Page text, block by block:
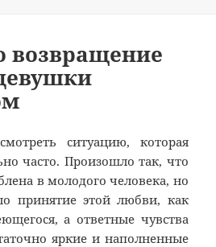
возвращение
ситуацию, которая
часто. Произошло так, что
в молодого человека, но
принятие этой любви, как
а ответные чувства
яркие и наполненные